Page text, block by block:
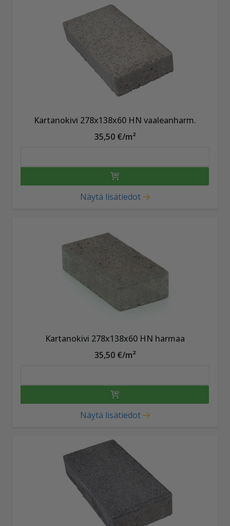
Kartanokivi 278x138x60 HN vaaleanharm.
35,50 €/m²
Näytä lisätiedot
Kartanokivi 278x138x60 HN harmaa
35,50 €/m²
Näytä lisätiedot